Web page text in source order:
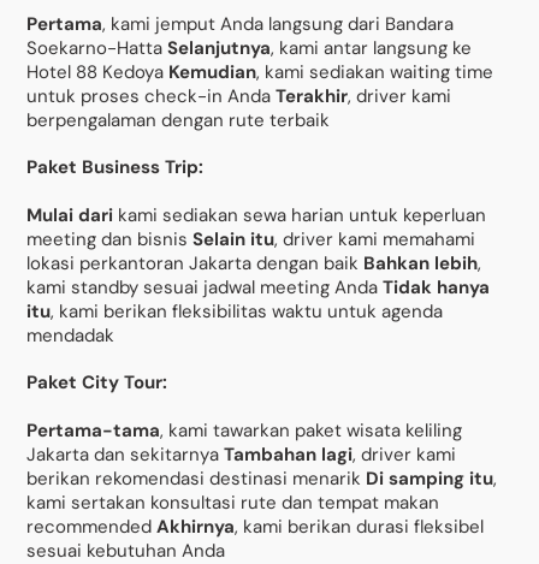
Pertama, kami jemput Anda langsung dari Bandara
Soekarno-HattaSelanjutnya, kami antar langsung ke
Hotel 88 Kedoya Kemudian, kami sediakan waiting time
untuk proses check-in AndaTerakhir, driver kami
berpengalaman dengan rute terbaik
Paket Business Trip:
Mulai dari kami sediakan sewa harian untuk keperluan
meeting dan bisnisSelain itu, driver kami memahami
lokasi perkantoran Jakarta dengan baik Bahkan lebih,
kami standby sesuai jadwal meeting AndaTidak hanya
itu, kami berikan fleksibilitas waktu untuk agenda
mendadak
Paket City Tour:
Pertama-tama, kami tawarkan paket wisata keliling
Jakarta dan sekitarnyaTambahan lagi, driver kami
berikan rekomendasi destinasi menarik Di samping itu,
kami sertakan konsultasi rute dan tempat makan
recommendedAkhirnya, kami berikan durasi fleksibel
sesuai kebutuhan Anda